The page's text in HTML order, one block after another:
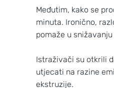
Međutim, kako se
minuta. Ironično,
pomaže u
Istraživači su otkrili
utjecati na razine
ekstruzije.